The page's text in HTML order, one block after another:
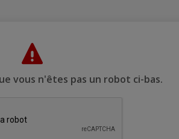
vous n'êtes pas un robot ci-bas.